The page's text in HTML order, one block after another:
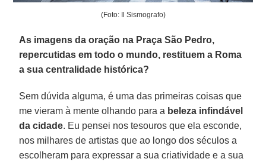
(Foto: Il Sismografo)
As imagens da oração na Praça São Pedro,
repercutidas em todo o mundo, restituem a Roma
a sua centralidade histórica?
Sem dúvida alguma, é uma das primeiras coisas que
me vieram à mente olhando para a beleza infindável
da cidade. Eu pensei nos tesouros que ela esconde,
nos milhares de artistas que ao longo dos séculos a
escolheram para expressar a sua criatividade e a sua